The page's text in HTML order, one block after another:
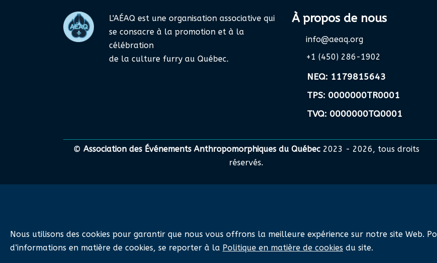
L'AÉAQ est une organisation associative qui
se consacre à la promotion et à la
célébration
de la culture furry au Québec.
À propos de nous
info@aeaq.org
+1 (450) 286-1902
NEQ: 1179815643
TPS: 0000000TR0001
TVQ: 0000000TQ0001
© Association des Événements Anthropomorphiques du Québec2023 - 2026, tous droits
réservés.
Nous utilisons des cookies pour garantir que nous vous offrons la meilleure expérience sur notre site Web.
d’informations en matière de cookies, se reporter à la Politique en matière de cookies du site.